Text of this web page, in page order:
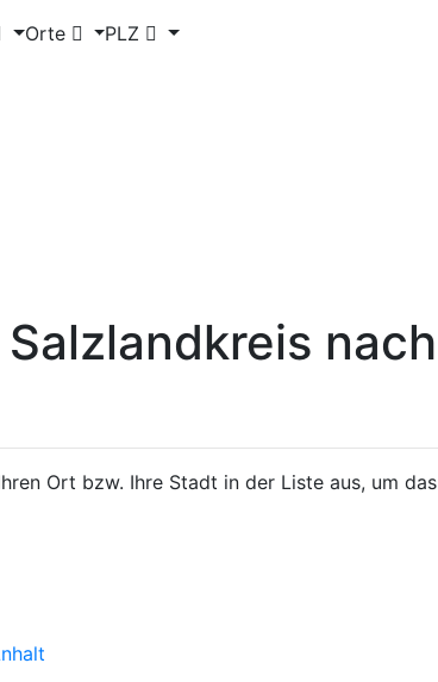
Orte
PLZ
nach
Ort bzw. Ihre Stadt in der Liste aus, um das